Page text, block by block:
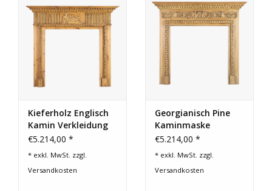
Kieferholz Englisch
Kamin Verkleidung
€5.214,00 *
* exkl. MwSt. zzgl.
Versandkosten
Georgianisch Pine
Kaminmaske
€5.214,00 *
* exkl. MwSt. zzgl.
Versandkosten